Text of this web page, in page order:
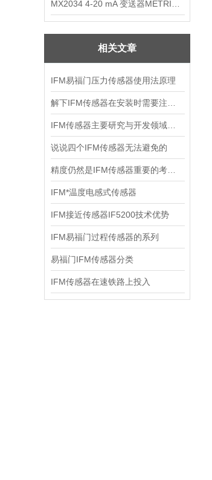
相关文章
IFM易福门压力传感器使用法原理
说说四个IFM传感器无法避免的
IFM*温度电感式传感器
IFM接近传感器IF5200技术优势
IFM易福门过程传感器的系列
易福门IFM传感器分类
IFM传感器在速铁路上投入